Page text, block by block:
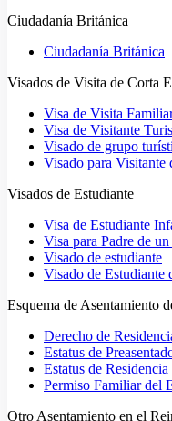
Ciudadanía Británica
Ciudadanía Británica
Visados de Visita de Corta
Visa de Visita
Visa de Visitante
Visado de grupo
Visado para
Visados de Estudiante
Visa de Estudiante
Visa para Padre de
Visado de estudiante
Visado de Estudiante
Esquema de Asentamiento
Derecho de
Estatus de
Estatus de Residencia
Permiso Familiar del
Otro Asentamiento en el